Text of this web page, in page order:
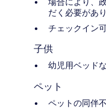
だく必要があ
チェックイン
子供
幼児用ベッド
ペット
ペットの同伴